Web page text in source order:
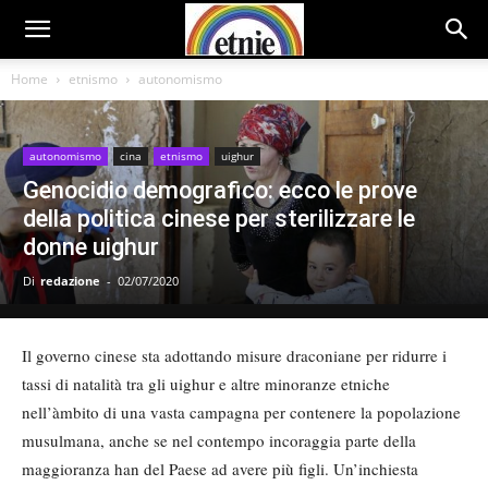
Home etnismo autonomismo
autonomismo cina etnismo uighur
Genocidio demografico: ecco le prove
della politica cinese per sterilizzare le
donne uighur
Di redazione - 02/07/2020
Il governo cinese sta adottando misure draconiane per ridurre i
tassi di natalità tra gli uighur e altre minoranze etniche
nell’àmbito di una vasta campagna per contenere la popolazione
musulmana, anche se nel contempo incoraggia parte della
maggioranza han del Paese ad avere più figli. Un’inchiesta